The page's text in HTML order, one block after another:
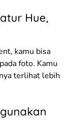
Hue,
kamu bisa
foto. Kamu
terlihat lebih